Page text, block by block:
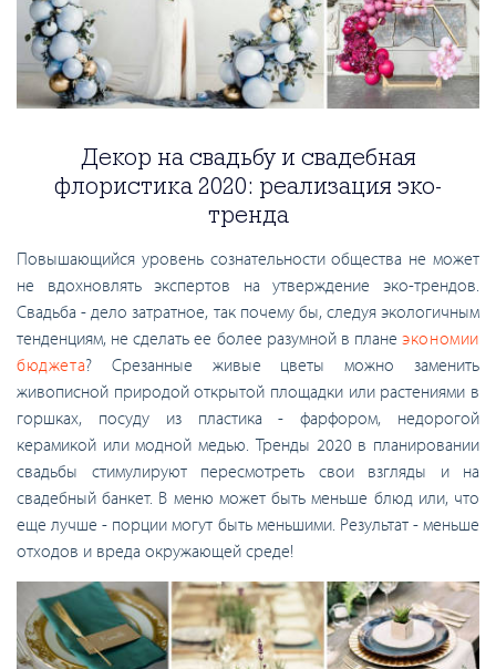
Декор на свадьбу и свадебная
флористика 2020: реализация эко-
тренда
Повышающийся уровень сознательности общества не может
не вдохновлять экспертов на утверждение эко-трендов.
Свадьба - дело затратное, так почему бы, следуя экологичным
тенденциям, не сделать ее более разумной в планеэкономии
бюджета? Срезанные живые цветы можно заменить
живописной природой открытой площадки или растениями в
горшках, посуду из пластика - фарфором, недорогой
керамикой или модной медью. Тренды 2020 в планировании
свадьбы стимулируют пересмотреть свои взгляды и на
свадебный банкет. В меню может быть меньше блюд или, что
еще лучше - порции могут быть меньшими. Результат - меньше
отходов и вреда окружающей среде!